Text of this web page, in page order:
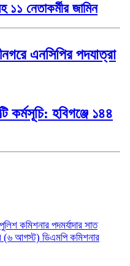
১১ নেতাকর্মীর জামিন
এনসিপির পদযাত্রা
কর্মসূচি: হবিগঞ্জে ১৪৪
কমিশনার পদমর্যাদার সাত
(৬ আগস্ট) ডিএমপি কমিশনার